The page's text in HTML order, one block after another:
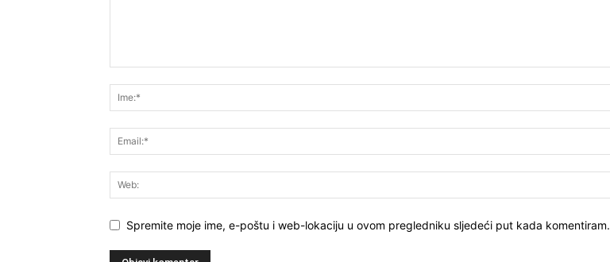
Spremite moje ime, e-poštu i web-lokaciju u ovom pregledniku sljedeći put kada komentiram.